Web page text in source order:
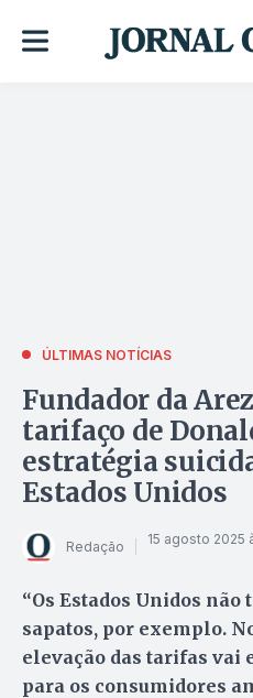
ÚLTIMAS NOTÍCIAS
Fundador da
tarifaço de
estratégia
Estados Unidos
Redação 15 agosto 2025
“Os Estados Unidos não
sapatos, por exemplo.
elevação das tarifas vai
para os consumidores